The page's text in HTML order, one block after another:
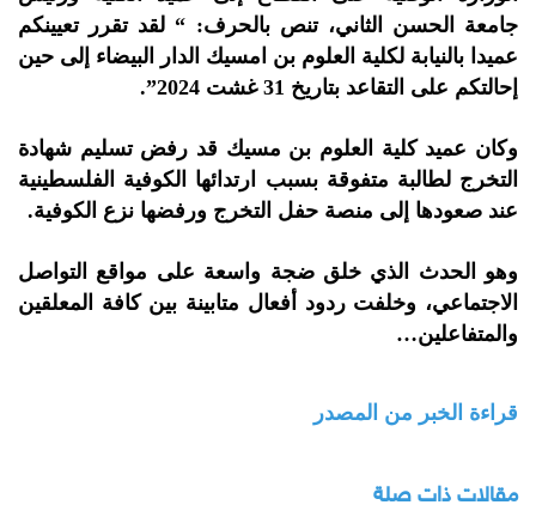
جامعة الحسن الثاني، تنص بالحرف: “ لقد تقرر تعيينكم
عميدا بالنيابة لكلية العلوم بن امسيك الدار البيضاء إلى حين
إحالتكم على التقاعد بتاريخ 31 غشت 2024”.
وكان عميد كلية العلوم بن مسيك قد رفض تسليم شهادة
التخرج لطالبة متفوقة بسبب ارتدائها الكوفية الفلسطينية
عند صعودها إلى منصة حفل التخرج ورفضها نزع الكوفية.
وهو الحدث الذي خلق ضجة واسعة على مواقع التواصل
الاجتماعي، وخلفت ردود أفعال متابينة بين كافة المعلقين
والمتفاعلين…
قراءة الخبر من المصدر
مقالات ذات صلة